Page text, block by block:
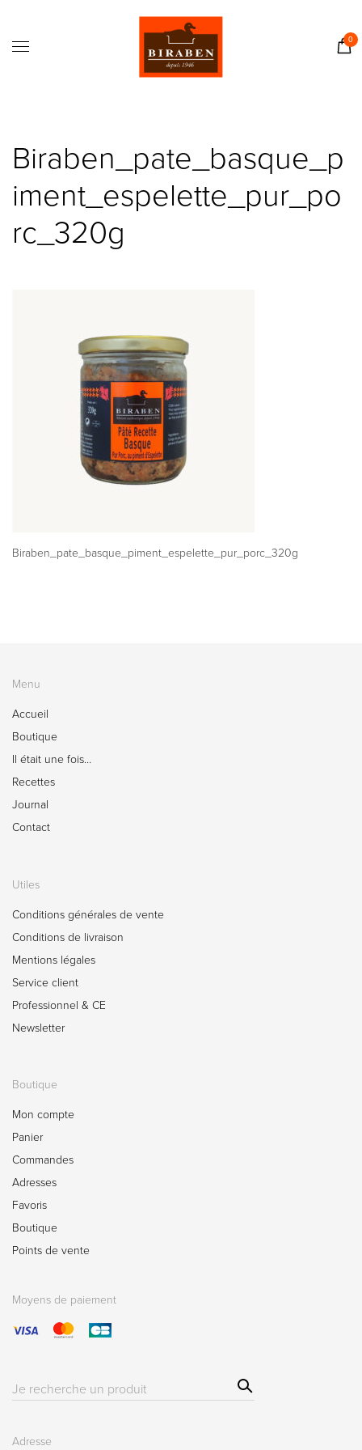
0
Contact
Biraben_pate_basque_p
iment_espelette_pur_po
rc_320g
Biraben_pate_basque_piment_espelette_pur_porc_320g
Menu
Accueil
Boutique
Il était une fois…
Recettes
Journal
Contact
Utiles
Conditions générales de vente
Conditions de livraison
Mentions légales
Service client
Professionnel & CE
Newsletter
Boutique
Mon compte
Panier
Commandes
Adresses
Favoris
Boutique
Points de vente
Moyens de paiement
Résultat(s)
Sear
ch
Adresse